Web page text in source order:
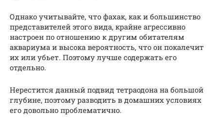
Однако учитывайте, что фахак, как и большинство
представителей этого вида, крайне агрессивно
настроен по отношению к другим обитателям
аквариума и высока вероятность, что он покалечит
их или убьет. Поэтому лучше содержать его
отдельно.
Нерестится данный подвид тетраодона на большой
глубине, поэтому разводить в домашних условиях
его довольно проблематично.